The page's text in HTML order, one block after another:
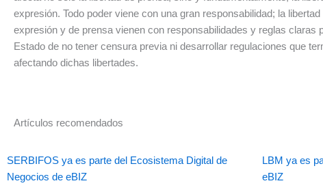
expresión. Todo poder viene con una gran responsabilidad; la libertad
expresión y de prensa vienen con responsabilidades y reglas claras
Estado de no tener censura previa ni desarrollar regulaciones que
afectando dichas libertades.
Artículos recomendados
SERBIFOS ya es parte del Ecosistema Digital de
Negocios de eBIZ
LBM ya es
eBIZ